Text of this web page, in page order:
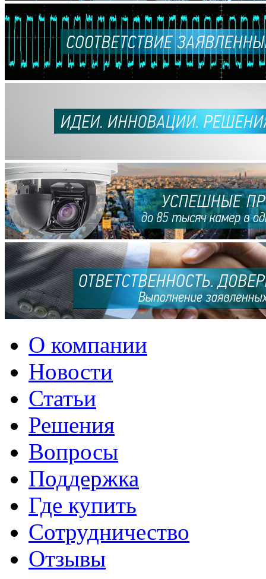
О компании
Новости
Статьи
Решения
Вопросы
Поддержка
Где купить
Сотрудничество
Отзывы